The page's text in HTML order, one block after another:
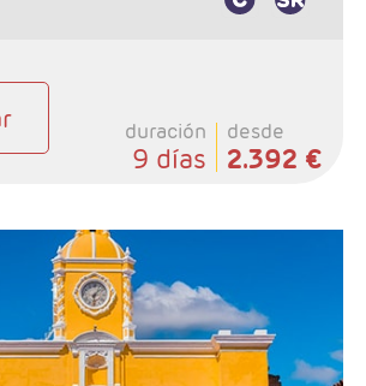
duración
9 días
desde
2.392 €
Antigua Guatemala, 1 noche
Atitlan), 2 noches Ciudad de
Flores.
3*, 4* y 5*
y 1 almuerzo sin bebidas.